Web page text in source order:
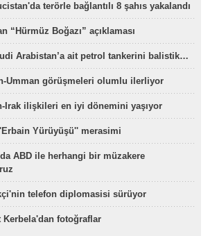
terörle bağlantılı 8 şahıs yakalandı
“Hürmüz Boğazı” açıklaması
Arabistan’a ait petrol tankerini balistik…
Umman görüşmeleri olumlu ilerliyor
Irak ilişkileri en iyi dönemini yaşıyor
Yürüyüşü'' merasimi
ABD ile herhangi bir müzakere
telefon diplomasisi sürüyor
Kerbela'dan fotoğraflar